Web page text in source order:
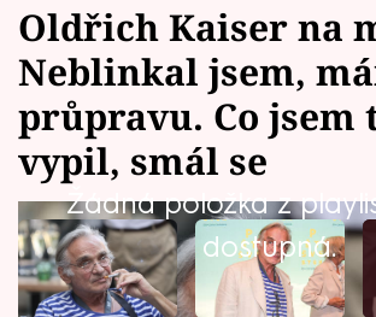
Témata
Celebrity
Vztahy
Seriály
Oldřich Kaiser na
Neblinkal jsem,
průpravu. Co jsem
vypil, smál se
Žádná položka z
dostupná.